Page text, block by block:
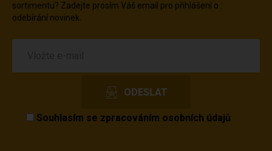
sortimentu? Zadejte prosím Váš email pro přihlášení o
odebírání novinek.
Souhlasím se zpracováním osobních údajů